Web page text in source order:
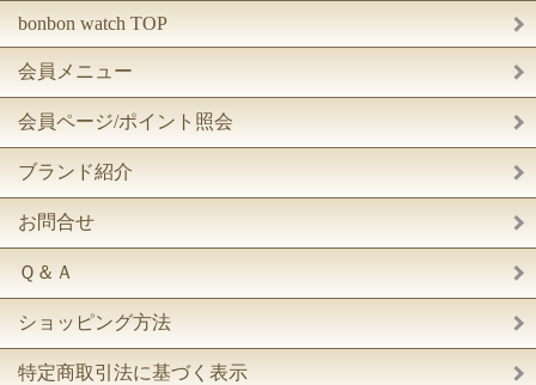
bonbon watch TOP
会員メニュー
会員ページ/ポイント照会
ブランド紹介
お問合せ
Ｑ＆Ａ
ショッピング方法
特定商取引法に基づく表示